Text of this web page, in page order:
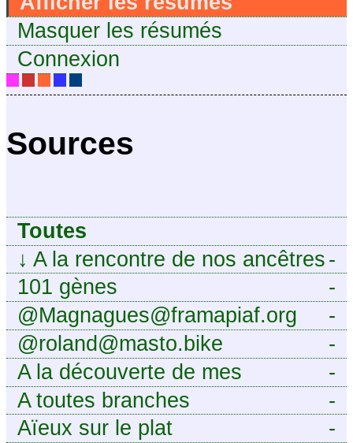
Masquer les résumés
Connexion
Sources
Toutes
-
↓ A la rencontre de nos ancêtres
-
101 gènes
-
@Magnagues@framapiaf.org
-
@roland@masto.bike
-
A la découverte de mes
ancêtres
-
A toutes branches
-
Aïeux sur le plat